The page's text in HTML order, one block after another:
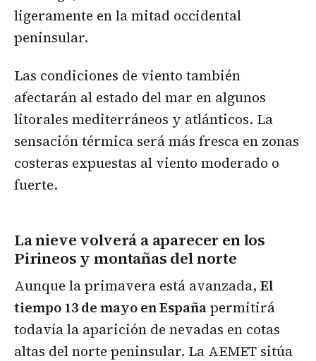
ligeramente en la mitad occidental
peninsular.
Las condiciones de viento también
afectarán al estado del mar en algunos
litorales mediterráneos y atlánticos. La
sensación térmica será más fresca en zonas
costeras expuestas al viento moderado o
fuerte.
La nieve volverá a aparecer en los
Pirineos y montañas del norte
Aunque la primavera está avanzada, El
tiempo 13 de mayo en Españapermitirá
todavía la aparición de nevadas en cotas
altas del norte peninsular. La AEMET sitúa